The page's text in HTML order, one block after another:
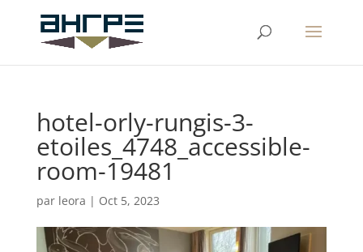
hotel-orly-rungis-3-
etoiles_4748_accessible-
room-19481
par leora | Oct 5, 2023